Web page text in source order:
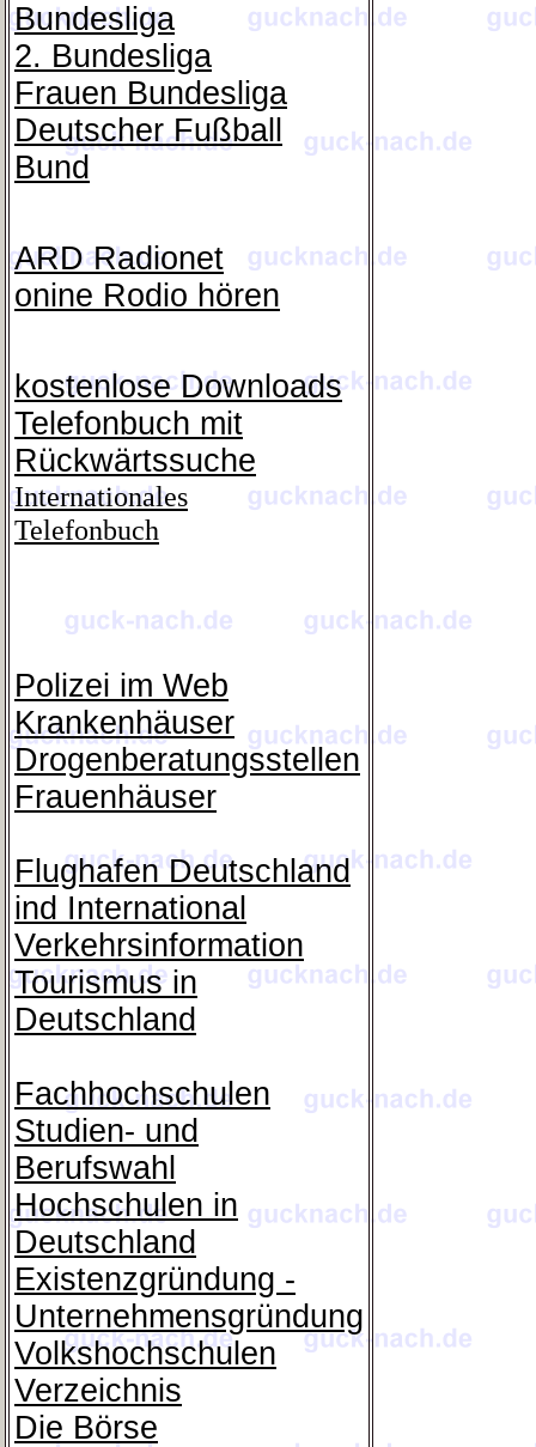
Bundesliga
2. Bundesliga
Frauen Bundesliga
Deutscher Fußball
Bund
ARD Radionet
onine Rodio hören
kostenlose Downloads
Telefonbuch mit
Rückwärtssuche
Internationales
Telefonbuch
Polizei im Web
Krankenhäuser
Drogenberatungsstellen
Frauenhäuser
Flughafen Deutschland
ind International
Verkehrsinformation
Tourismus in
Deutschland
Fachhochschulen
Studien- und
Berufswahl
Hochschulen in
Deutschland
Existenzgründung -
Unternehmensgründung
Volkshochschulen
Verzeichnis
Die Börse